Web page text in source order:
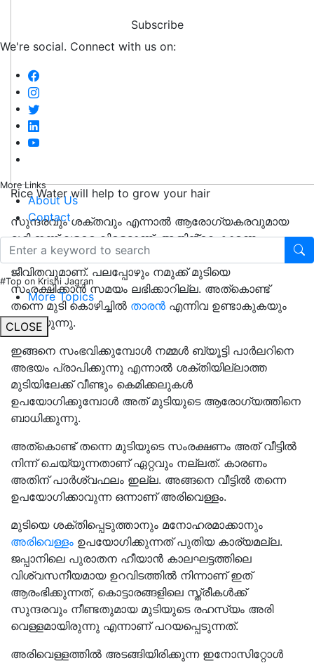
Subscribe
We're social. Connect with us on:
More Links
About Us
Contact
#Top on Krishi Jagran
More Topics
CLOSE
Rice Water will help to grow your hair
സുന്ദരവും ശക്തവും എന്നാൽ ആരോഗ്യകരവുമായ
മുടി ഇന്ന് വളരെ വിരളമാണ്, അതിൻ്റെ കാരണം
കാലാവസ്ഥാ വ്യതിയാനവും തിരക്കേറിയ
ജീവിതവുമാണ്. പലപ്പോഴും നമുക്ക് മുടിയെ
സംരക്ഷിക്കാൻ സമയം ലഭിക്കാറില്ല. അത്കൊണ്ട്
തന്നെ മുടി കൊഴിച്ചിൽ താരൻ എന്നിവ ഉണ്ടാകുകയും
ചെയ്യുന്നു.
ഇങ്ങനെ സംഭവിക്കുമ്പോൾ നമ്മൾ ബ്യൂട്ടി പാർലറിനെ
അഭയം പ്രാപിക്കുന്നു എന്നാൽ ശക്തിയില്ലാത്ത
മുടിയിലേക്ക് വീണ്ടും കെമിക്കലുകൾ
ഉപയോഗിക്കുമ്പോൾ അത് മുടിയുടെ ആരോഗ്യത്തിനെ
ബാധിക്കുന്നു.
അത്കൊണ്ട് തന്നെ മുടിയുടെ സംരക്ഷണം അത് വീട്ടിൽ
നിന്ന് ചെയ്യുന്നതാണ് ഏറ്റവും നല്ലത്. കാരണം
അതിന് പാര്‍ശ്വഫലം ഇല്ല. അങ്ങനെ വീട്ടിൽ തന്നെ
ഉപയോഗിക്കാവുന്ന ഒന്നാണ് അരിവെള്ളം.
മുടിയെ ശക്തിപ്പെടുത്താനും മനോഹരമാക്കാനും
അരിവെള്ളം ഉപയോഗിക്കുന്നത് പുതിയ കാര്യമല്ല.
ജപ്പാനിലെ പുരാതന ഹീയാൻ കാലഘട്ടത്തിലെ
വിശ്വസനീയമായ ഉറവിടത്തിൽ നിന്നാണ് ഇത്
ആരംഭിക്കുന്നത്, കൊട്ടാരങ്ങളിലെ സ്ത്രീകൾക്ക്
സുന്ദരവും നീണ്ടതുമായ മുടിയുടെ രഹസ്യം അരി
വെള്ളമായിരുന്നു എന്നാണ് പറയപ്പെടുന്നത്.
അരിവെള്ളത്തിൽ അടങ്ങിയിരിക്കുന്ന ഇനോസിറ്റോൾ